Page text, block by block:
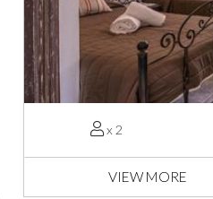
x 2
VIEW MORE